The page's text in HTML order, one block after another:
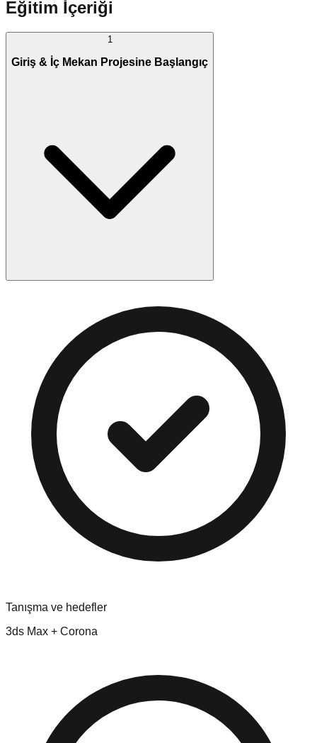
Eğitim İçeriği
1
Giriş & İç Mekan Projesine Başlangıç
Tanışma ve hedefler
3ds Max + Corona